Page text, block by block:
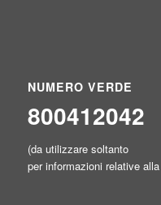
NUMERO VERDE
800412042
(da utilizzare soltanto
per informazioni relative